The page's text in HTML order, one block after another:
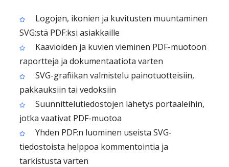
Logojen, ikonien ja kuvitusten muuntaminen
SVG:stä PDF:ksi asiakkaille
Kaavioiden ja kuvien vieminen PDF-muotoon
raportteja ja dokumentaatiota varten
SVG-grafiikan valmistelu painotuotteisiin,
pakkauksiin tai vedoksiin
Suunnittelutiedostojen lähetys portaaleihin,
jotka vaativat PDF-muotoa
Yhden PDF:n luominen useista SVG-
tiedostoista helppoa kommentointia ja
tarkistusta varten